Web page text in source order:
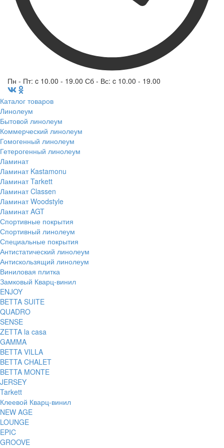
Пн - Пт: c 10.00 - 19.00 Сб - Вс: c 10.00 - 19.00
Каталог товаров
Линолеум
Бытовой линолеум
Коммерческий линолеум
Гомогенный линолеум
Гетерогенный линолеум
Ламинат
Ламинат Kastamonu
Ламинат Tarkett
Ламинат Classen
Ламинат Woodstyle
Ламинат AGT
Спортивные покрытия
Спортивный линолеум
Специальные покрытия
Антистатический линолеум
Антискользящий линолеум
Виниловая плитка
Замковый Кварц-винил
ENJOY
BETTA SUITE
QUADRO
SENSE
ZETTA la casa
GAMMA
BETTA VILLA
BETTA CHALET
BETTA MONTE
JERSEY
Tarkett
Клеевой Кварц-винил
NEW AGE
LOUNGE
EPIC
GROOVE